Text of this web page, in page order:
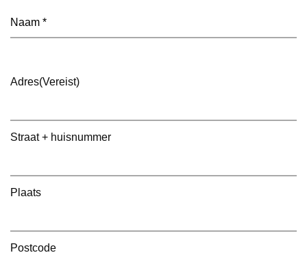
Adres(Vereist)
Straat + huisnummer
Plaats
Postcode